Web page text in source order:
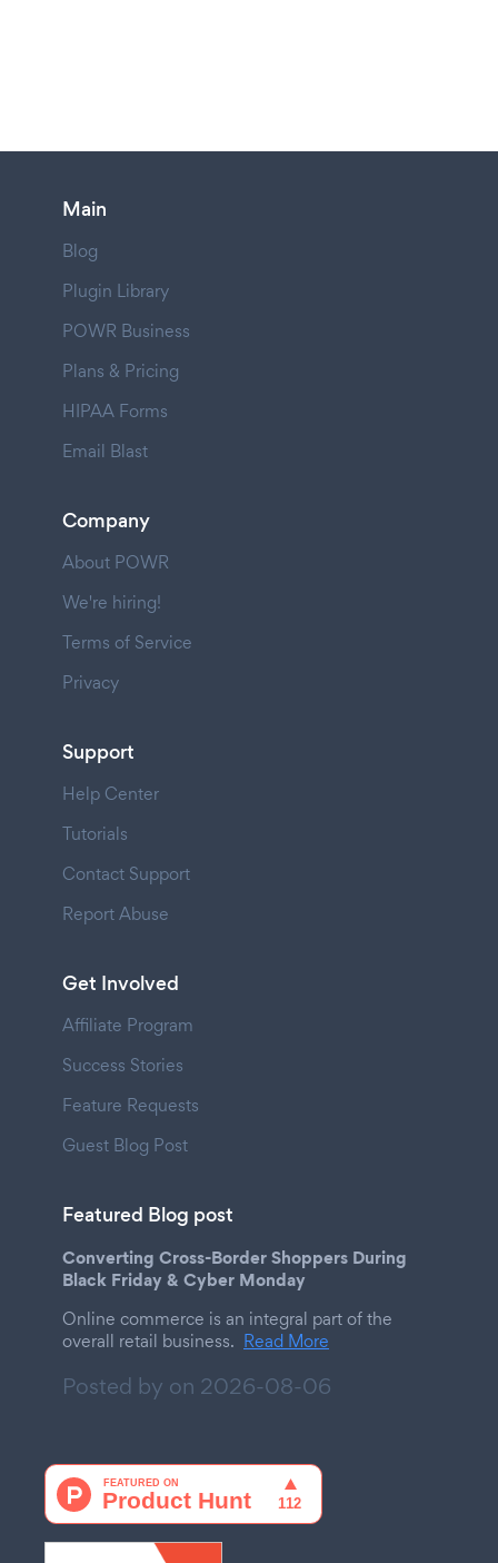
Main
Blog
Plugin Library
POWR Business
Plans & Pricing
HIPAA Forms
Email Blast
Company
About POWR
We're hiring!
Terms of Service
Privacy
Support
Help Center
Tutorials
Contact Support
Report Abuse
Get Involved
Affiliate Program
Success Stories
Feature Requests
Guest Blog Post
Featured Blog post
Converting Cross-Border Shoppers During
Black Friday & Cyber Monday
Online commerce is an integral part of the
overall retail business. Read More
Posted by on 2026-08-06